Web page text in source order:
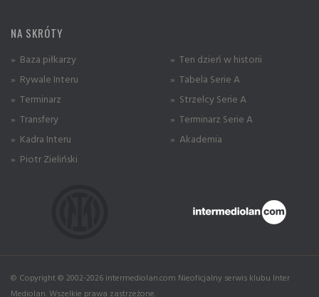
NA SKRÓTY
» Baza piłkarzy
» Rywale Interu
» Terminarz
» Transfery
» Kadra Interu
» Piotr Zieliński
» Ten dzień w historii
» Tabela Serie A
» Strzelcy Serie A
» Terminarz Serie A
» Akademia
© Copyright © 2002-2026 intermediolan.com Nieoficjalny serwis klubu Inter
Mediolan. Wszelkie prawa zastrzeżone.